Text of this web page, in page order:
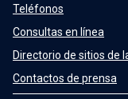
Teléfonos
Consultas en línea
Directorio de sitios de
Contactos de prensa